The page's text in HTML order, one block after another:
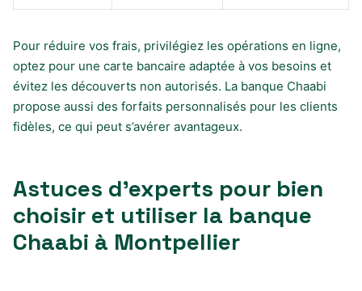
Pour réduire vos frais, privilégiez les opérations en ligne,
optez pour une carte bancaire adaptée à vos besoins et
évitez les découverts non autorisés. La banque Chaabi
propose aussi des forfaits personnalisés pour les clients
fidèles, ce qui peut s’avérer avantageux.
Astuces d’experts pour bien
choisir et utiliser la banque
Chaabi à Montpellier